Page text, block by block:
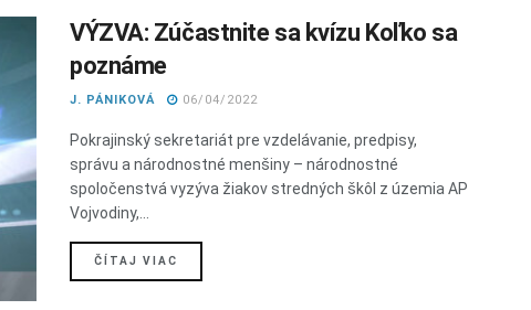
VÝZVA: Zúčastnite sa kvízu Koľko sa
poznáme
J. PÁNIKOVÁ 06/04/2022
Pokrajinský sekretariát pre vzdelávanie, predpisy,
správu a národnostné menšiny – národnostné
spoločenstvá vyzýva žiakov stredných škôl z územia AP
Vojvodiny,...
ČÍTAJ VIAC